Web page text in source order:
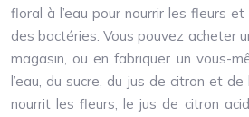
floral à l’eau pour nourrir les fleurs
des bactéries. Vous pouvez acheter
magasin, ou en fabriquer un vous-
l’eau, du sucre, du jus de citron et de
nourrit les fleurs, le jus de citron